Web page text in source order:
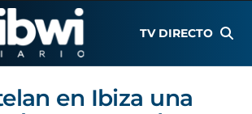
TV DIRECTO
en Ibiza una